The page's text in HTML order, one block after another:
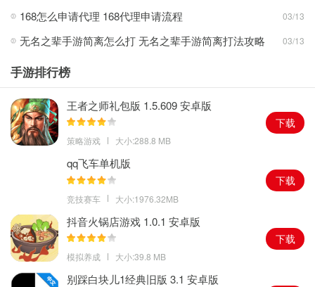
累的过程。够让人参与其中。获得沉浸的游戏体验。
发现不寻常之处。每一个章节的故事的侧重点都不同。
在谈的过程中需要保持警惕。不要带有主观色彩和惯性思维。不要
放弃任何一种可能性。细节决定成败。
让真正的真相浮出水面，寻找真相，维护正义。让人们的生活再次
回归平静。
168怎么申请代理 168代理申请流程 03/13
无名之辈手游简离怎么打 无名之辈手游简离打法攻略 03/13
手游排行榜
王者之师礼包版 1.5.609 安卓版
策略游戏 大小:288.8 MB
下载
qq飞车单机版
竞技赛车 大小:1976.32MB
下载
抖音火锅店游戏 1.0.1 安卓版
模拟养成 大小:39.8 MB
下载
别踩白块儿1经典旧版 3.1 安卓版